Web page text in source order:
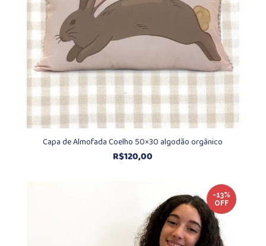
Capa de Almofada Coelho 50×30 algodão orgânico
R$120,00
-13%
OFF